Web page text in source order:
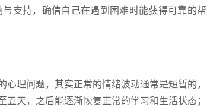
支持，确信自己在遇到困难时能获得可靠的帮
理问题，其实正常的情绪波动通常是短暂的，
天，之后能逐渐恢复正常的学习和生活状态；